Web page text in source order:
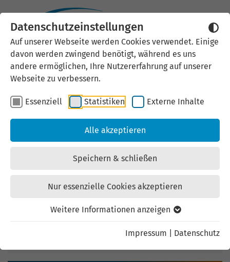
Datenschutzeinstellungen
Auf unserer Webseite werden Cookies verwendet. Einige
davon werden zwingend benötigt, während es uns
andere ermöglichen, Ihre Nutzererfahrung auf unserer
Webseite zu verbessern.
Essenziell Statistiken Externe Inhalte
Alle akzeptieren
Speichern & schließen
Nur essenzielle Cookies akzeptieren
Weitere Informationen anzeigen
Impressum Datenschutz
Industrie- und
Gewerbegebiet Görmar-
Kaserne
Kaufangebot | Gewerbe-/Industriegrundstücke |
zuletzt geändert am: 15.07.2026
Landkreis: Unstrut-Hainich-Kreis